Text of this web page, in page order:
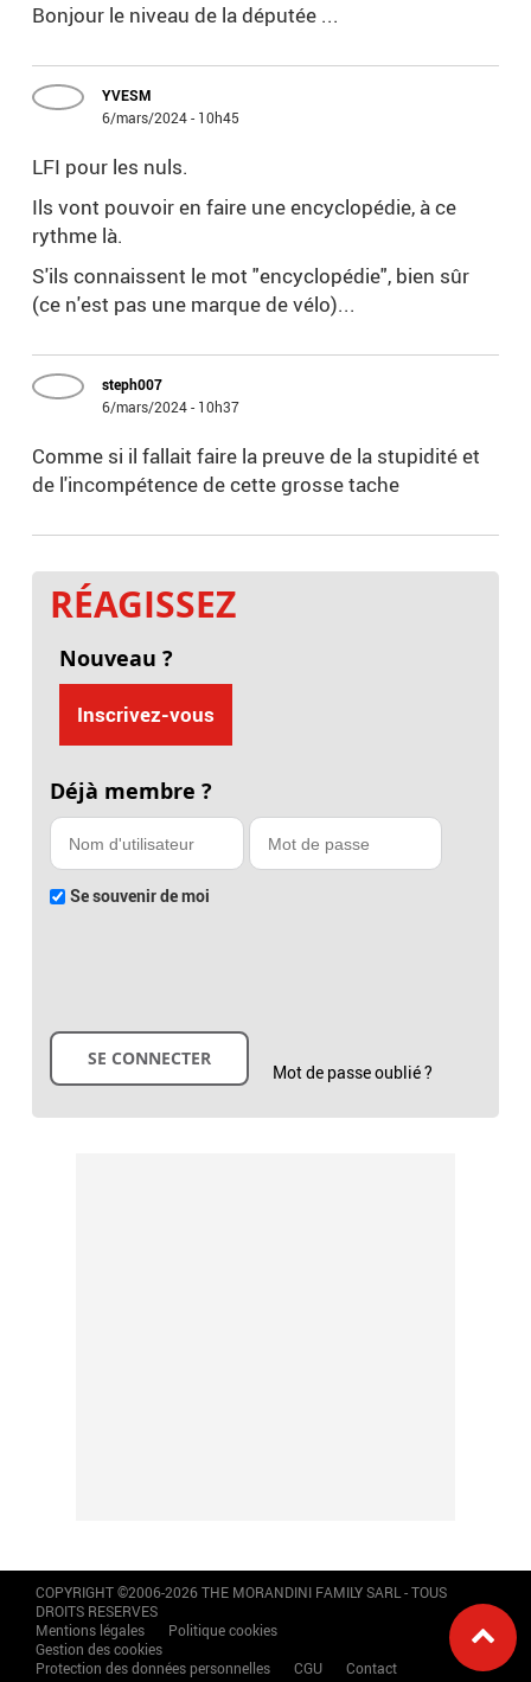
Bonjour le niveau de la députée ...
YVESM
6/mars/2024 - 10h45
LFI pour les nuls.
Ils vont pouvoir en faire une encyclopédie, à ce
rythme là.
S'ils connaissent le mot "encyclopédie", bien sûr
(ce n'est pas une marque de vélo)...
steph007
6/mars/2024 - 10h37
Comme si il fallait faire la preuve de la stupidité et
de l'incompétence de cette grosse tache
RÉAGISSEZ
Nouveau ?
Inscrivez-vous
Déjà membre ?
Se souvenir de moi
Mot de passe oublié ?
COPYRIGHT ©2006-2026 THE MORANDINI FAMILY SARL - TOUS
DROITS RESERVES
Mentions légales
Politique cookies
Gestion des cookies
Protection des données personnelles
CGU Contact